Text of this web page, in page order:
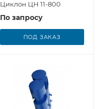
Циклон ЦН 11-800
По запросу
ПОД ЗАКАЗ